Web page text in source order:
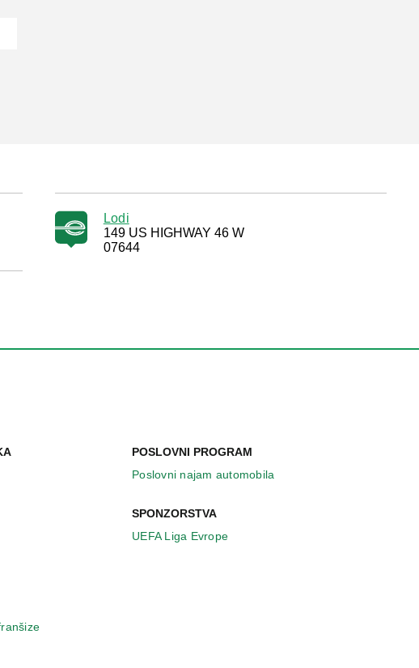
Lodi
149 US HIGHWAY 46 W
07644
POSLOVNI PROGRAM
Poslovni najam automobila
SPONZORSTVA
UEFA Liga Evrope